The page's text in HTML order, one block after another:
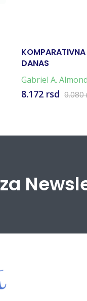
DANAS
Gabriel A.
Bingham J.
8.172 rsd 9.080